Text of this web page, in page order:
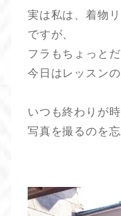
実は私は、着物
ですが、
フラもちょっと
今日はレッスンの
いつも終わりが
写真を撮るのを